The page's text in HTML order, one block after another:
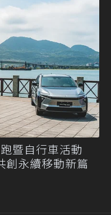
暨自行車活動
創永續移動新篇